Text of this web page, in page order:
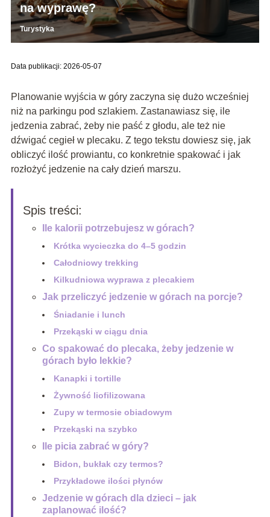
na wyprawę?
Turystyka
Data publikacji: 2026-05-07
Planowanie wyjścia w góry zaczyna się dużo wcześniej
niż na parkingu pod szlakiem. Zastanawiasz się, ile
jedzenia zabrać, żeby nie paść z głodu, ale też nie
dźwigać cegieł w plecaku. Z tego tekstu dowiesz się, jak
obliczyć ilość prowiantu, co konkretnie spakować i jak
rozłożyć jedzenie na cały dzień marszu.
Spis treści:
Ile kalorii potrzebujesz w górach?
Krótka wycieczka do 4–5 godzin
Całodniowy trekking
Kilkudniowa wyprawa z plecakiem
Jak przeliczyć jedzenie w górach na porcje?
Śniadanie i lunch
Przekąski w ciągu dnia
Co spakować do plecaka, żeby jedzenie w
górach było lekkie?
Kanapki i tortille
Żywność liofilizowana
Zupy w termosie obiadowym
Przekąski na szybko
Ile picia zabrać w góry?
Bidon, bukłak czy termos?
Przykładowe ilości płynów
Jedzenie w górach dla dzieci – jak
zaplanować ilość?